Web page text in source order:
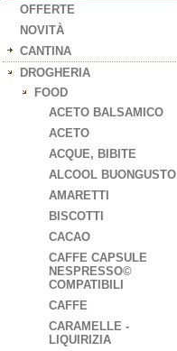
OFFERTE
NOVITÀ
CANTINA
DROGHERIA
FOOD
ACETO BALSAMICO
ACETO
ACQUE, BIBITE
ALCOOL BUONGUSTO
AMARETTI
BISCOTTI
CACAO
CAFFE CAPSULE
NESPRESSO©
COMPATIBILI
CAFFE
CARAMELLE -
LIQUIRIZIA